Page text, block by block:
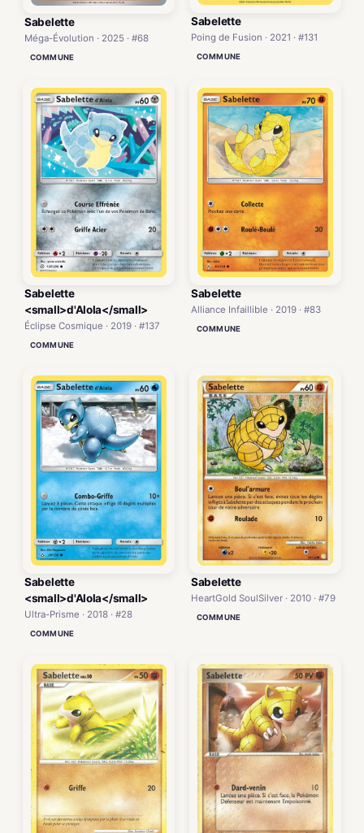
Sabelette
Méga-Évolution · 2025 · #68
COMMUNE
Sabelette
Poing de Fusion · 2021 · #131
COMMUNE
Sabelette
<small>d'Alola</small>
Éclipse Cosmique · 2019 · #137
COMMUNE
Sabelette
Alliance Infaillible · 2019 · #83
COMMUNE
Sabelette
<small>d'Alola</small>
Ultra-Prisme · 2018 · #28
COMMUNE
Sabelette
HeartGold SoulSilver · 2010 · #79
COMMUNE